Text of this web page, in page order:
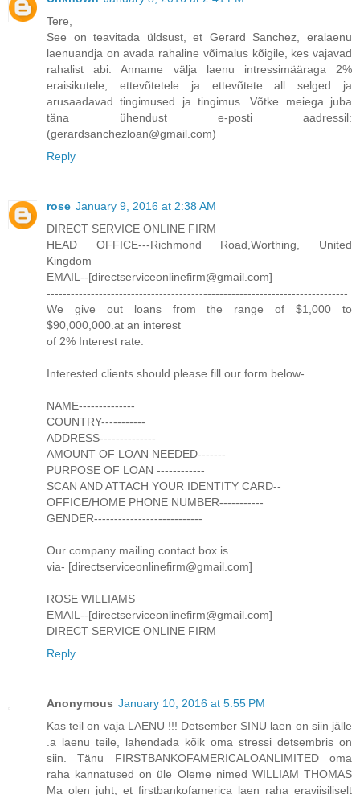
Tere,
See on teavitada üldsust, et Gerard Sanchez, eralaenu
laenuandja on avada rahaline võimalus kõigile, kes vajavad
rahalist abi. Anname välja laenu intressimääraga 2%
eraisikutele, ettevõtetele ja ettevõtete all selged ja
arusaadavad tingimused ja tingimus. Võtke meiega juba
täna ühendust e-posti aadressil:
(gerardsanchezloan@gmail.com)
Reply
rose January 9, 2016 at 2:38 AM
DIRECT SERVICE ONLINE FIRM
HEAD OFFICE---Richmond Road,Worthing, United
Kingdom
EMAIL--[directserviceonlinefirm@gmail.com]
---------------------------------------------------------------------------
We give out loans from the range of $1,000 to
$90,000,000.at an interest
of 2% Interest rate.
Interested clients should please fill our form below-
NAME--------------
COUNTRY-----------
ADDRESS--------------
AMOUNT OF LOAN NEEDED-------
PURPOSE OF LOAN ------------
SCAN AND ATTACH YOUR IDENTITY CARD--
OFFICE/HOME PHONE NUMBER-----------
GENDER---------------------------
Our company mailing contact box is
via- [directserviceonlinefirm@gmail.com]
ROSE WILLIAMS
EMAIL--[directserviceonlinefirm@gmail.com]
DIRECT SERVICE ONLINE FIRM
Reply
Anonymous January 10, 2016 at 5:55 PM
Kas teil on vaja LAENU !!! Detsember SINU laen on siin jälle
.a laenu teile, lahendada kõik oma stressi detsembris on
siin. Tänu FIRSTBANKOFAMERICALOANLIMITED oma
raha kannatused on üle Oleme nimed WILLIAM THOMAS
Ma olen juht, et firstbankofamerica laen raha eraviisiliselt